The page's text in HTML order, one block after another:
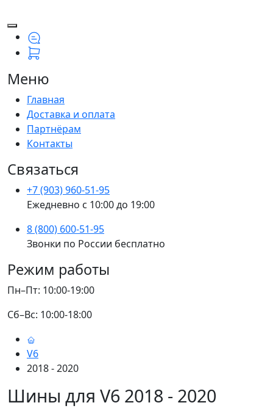
Меню
Главная
Доставка и оплата
Партнёрам
Контакты
Связаться
+7 (903) 960-51-95
Ежедневно с 10:00 до 19:00
8 (800) 600-51-95
Звонки по России бесплатно
Режим работы
Пн–Пт: 10:00-19:00
Сб–Вс: 10:00-18:00
V6
2018 - 2020
Шины для V6 2018 - 2020